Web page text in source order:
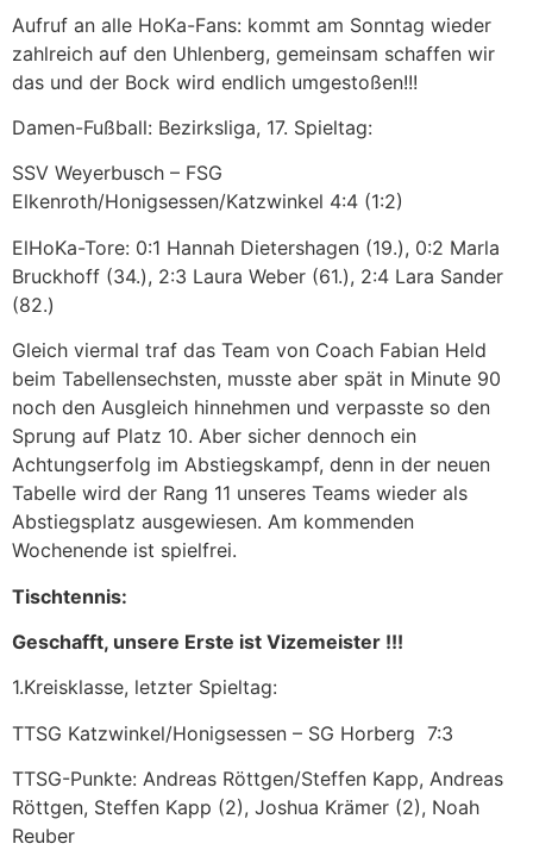
Aufruf an alle HoKa-Fans: kommt am Sonntag wieder
zahlreich auf den Uhlenberg, gemeinsam schaffen wir
das und der Bock wird endlich umgestoßen!!!
Damen-Fußball: Bezirksliga, 17. Spieltag:
SSV Weyerbusch – FSG
Elkenroth/Honigsessen/Katzwinkel 4:4 (1:2)
ElHoKa-Tore: 0:1 Hannah Dietershagen (19.), 0:2 Marla
Bruckhoff (34.), 2:3 Laura Weber (61.), 2:4 Lara Sander
(82.)
Gleich viermal traf das Team von Coach Fabian Held
beim Tabellensechsten, musste aber spät in Minute 90
noch den Ausgleich hinnehmen und verpasste so den
Sprung auf Platz 10. Aber sicher dennoch ein
Achtungserfolg im Abstiegskampf, denn in der neuen
Tabelle wird der Rang 11 unseres Teams wieder als
Abstiegsplatz ausgewiesen. Am kommenden
Wochenende ist spielfrei.
Tischtennis:
Geschafft, unsere Erste ist Vizemeister !!!
1.Kreisklasse, letzter Spieltag:
TTSG Katzwinkel/Honigsessen – SG Horberg 7:3
TTSG-Punkte: Andreas Röttgen/Steffen Kapp, Andreas
Röttgen, Steffen Kapp (2), Joshua Krämer (2), Noah
Reuber